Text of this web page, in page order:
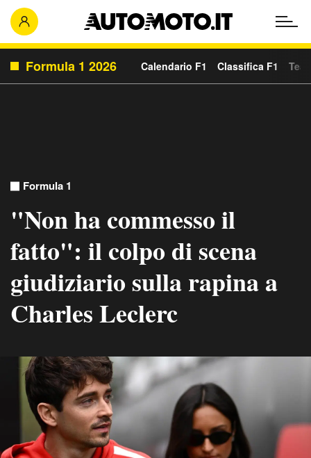
Formula 1 2026 Calendario F1 Classifica F1
Formula 1
"Non ha commesso il
fatto": il colpo di scena
giudiziario sulla rapina a
Charles Leclerc